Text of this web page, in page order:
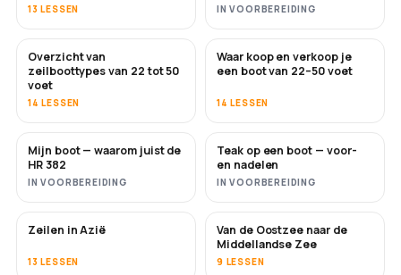
13 LESSEN IN VOORBEREIDING
BINNENKORT
Overzicht van
zeilboottypes van 22 tot 50
voet
14 LESSEN
BINNENKORT
Waar koop en verkoop je
een boot van 22–50 voet
14 LESSEN
BINNENKORT
Mijn boot — waarom juist de
HR 382
IN VOORBEREIDING
BINNENKORT
Teak op een boot — voor-
en nadelen
IN VOORBEREIDING
BINNENKORT
Zeilen in Azië
13 LESSEN
BINNENKORT
Van de Oostzee naar de
Middellandse Zee
9 LESSEN